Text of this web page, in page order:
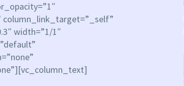
column_link_target=”_self”
width=”1/1″